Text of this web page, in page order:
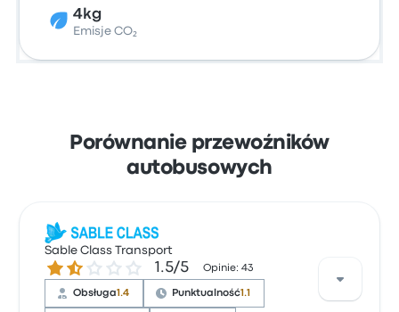
4kg
Emisje CO₂
Porównanie przewoźników
autobusowych
Sable Class Transport
1.5 gwiazdek w skali do 5
1.5/5 Opinie: 43
Obsługa1.4 Punktualność1.1